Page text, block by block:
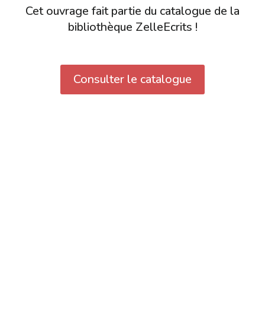
Cet ouvrage fait partie du catalogue de la
bibliothèque ZelleEcrits !
Consulter le catalogue